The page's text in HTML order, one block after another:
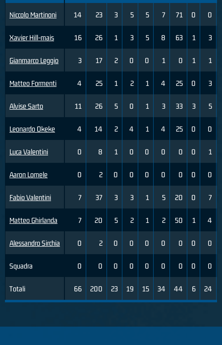
Niccolo Martinoni
Xavier Hill-mais
Gianmarco Leggio
Matteo Formenti
Alvise Sarto
Leonardo Okeke
Luca Valentini
Aaron Lomele
Fabio Valentini
Matteo Ghirlanda
Alessandro Sirchia
Squadra
Totali
14 23 3 5 5 7 71 0 0
16 26 1 3 5 8 63 1 3
3 17 2 0 0 1 0 1 1
4 25 1 2 1 4 25 0 3
11 26 5 0 1 3 33 3 5
4 14 2 4 1 4 25 0 0
0 8 1 0 0 0 0 0 1
0 2 0 0 0 0 0 0 0
7 37 3 3 1 5 20 0 7
7 20 5 2 1 2 50 1 4
0 2 0 0 0 0 0 0 0
0 0 0 0 0 0 0 0 0
66 200 23 19 15 34 44 6 24